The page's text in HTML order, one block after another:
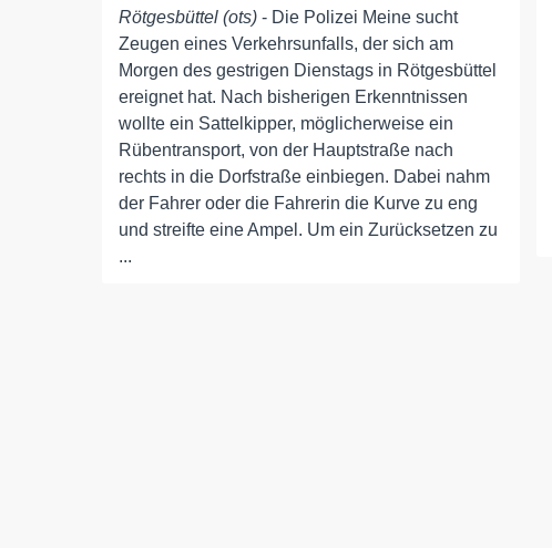
Rötgesbüttel (ots) - Die Polizei Meine sucht
Zeugen eines Verkehrsunfalls, der sich am
Morgen des gestrigen Dienstags in Rötgesbüttel
ereignet hat. Nach bisherigen Erkenntnissen
wollte ein Sattelkipper, möglicherweise ein
Rübentransport, von der Hauptstraße nach
rechts in die Dorfstraße einbiegen. Dabei nahm
der Fahrer oder die Fahrerin die Kurve zu eng
und streifte eine Ampel. Um ein Zurücksetzen zu
...